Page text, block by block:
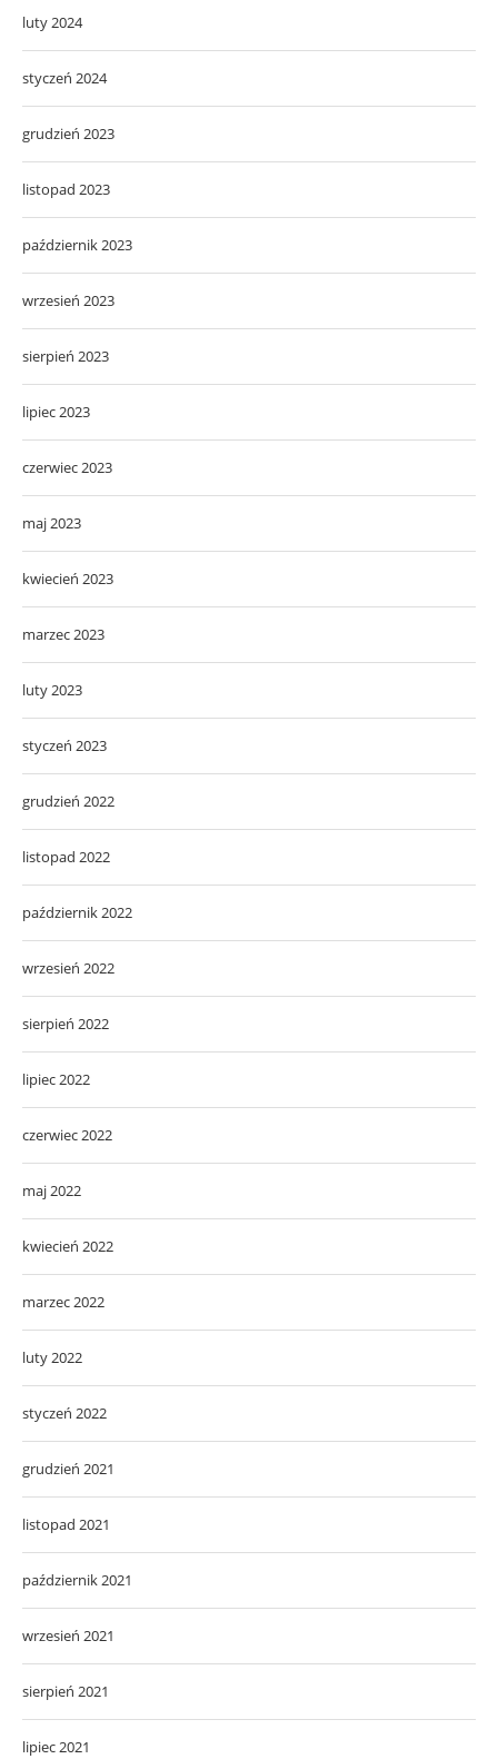
luty 2024
styczeń 2024
grudzień 2023
listopad 2023
październik 2023
wrzesień 2023
sierpień 2023
lipiec 2023
czerwiec 2023
maj 2023
kwiecień 2023
marzec 2023
luty 2023
styczeń 2023
grudzień 2022
listopad 2022
październik 2022
wrzesień 2022
sierpień 2022
lipiec 2022
czerwiec 2022
maj 2022
kwiecień 2022
marzec 2022
luty 2022
styczeń 2022
grudzień 2021
listopad 2021
październik 2021
wrzesień 2021
sierpień 2021
lipiec 2021